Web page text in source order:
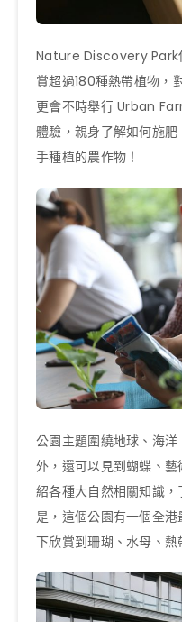
Nature Discovery Park
賞超過180種熱帶植物，
更會不時舉行 Urban
體驗，親身了解如何施
手種植的農作物！
公園主題圍繞地球、海
外，還可以見到蝴蝶、
紹各種大自然相關知識
是，這個公園有一個全
下欣賞到珊瑚、水母、熱